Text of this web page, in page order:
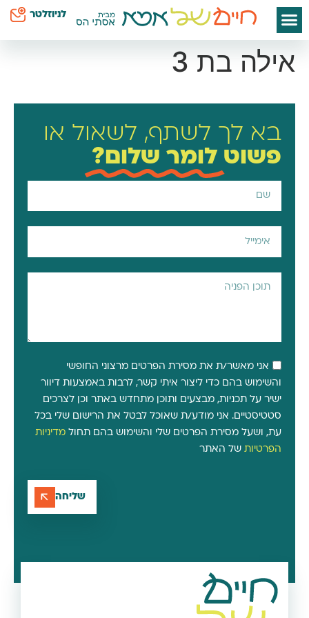
לתוכן
לניוזלטר
אילה בת 3
בא לך לשתף, לשאול או
פשוט לומר שלום?
אני מאשר/ת את מסירת הפרטים מרצוני החופשי
והשימוש בהם כדי ליצור איתי קשר, לרבות באמצעות דיוור
ישיר על תכניות, מבצעים ותוכן מתחדש באתר וכן לצרכים
סטטיסטיים. אני מודע/ת שאוכל לבטל את הרישום שלי בכל
עת, ושעל מסירת הפרטים שלי והשימוש בהם תחול מדיניות
הפרטיות של האתר
שליחה